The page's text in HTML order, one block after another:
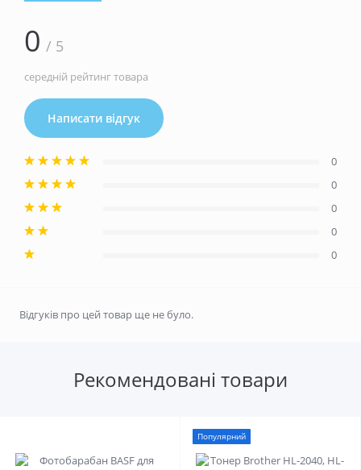
0 / 5
середній рейтинг товара
Написати відгук
0
0
0
0
0
Відгуків про цей товар ще не було.
Рекомендовані товари
Популярний